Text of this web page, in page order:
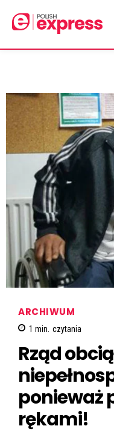
ARCHIWUM
1 min. czytania
Rząd
ponieważ
rękami!